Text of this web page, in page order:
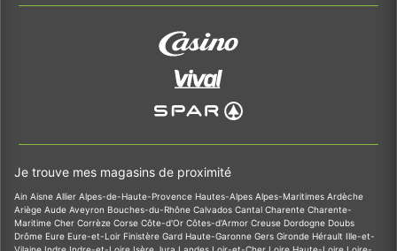
Je trouve mes magasins de proximité
Ain Aisne Allier Alpes-de-Haute-Provence Hautes-Alpes Alpes-Maritimes Ardèche
Ariège Aude Aveyron Bouches-du-Rhône Calvados Cantal Charente Charente-
Maritime Cher Corrèze Corse Côte-d'Or Côtes-d'Armor Creuse Dordogne Doubs
Drôme Eure Eure-et-Loir Finistère Gard Haute-Garonne Gers Gironde Hérault Ille-et-